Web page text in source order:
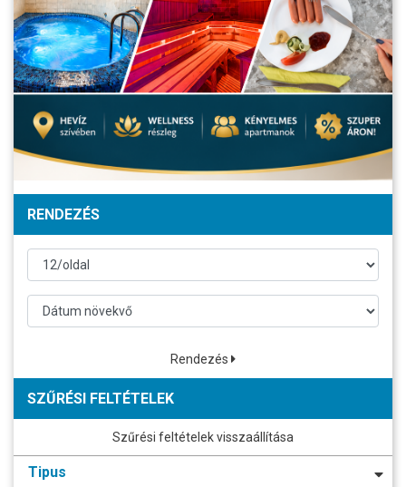
RENDEZÉS
Rendezés
SZŰRÉSI FELTÉTELEK
Szűrési feltételek visszaállítása
Tipus